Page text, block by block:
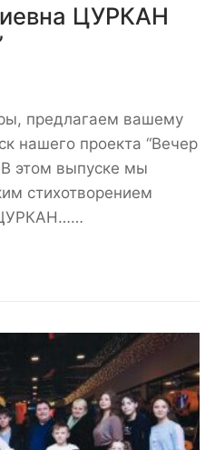
ЦУРКАН
предлагаем вашему
нашего проекта “Вечер
В этом выпуске мы
стихотворением